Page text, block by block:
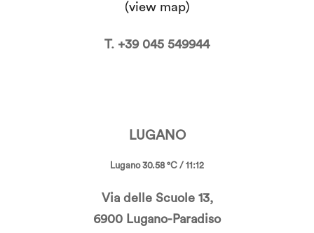
(view map)
T. +39 045 549944
LUGANO
Lugano 30.58 °C / 11:12
Via delle Scuole 13,
6900 Lugano-Paradiso